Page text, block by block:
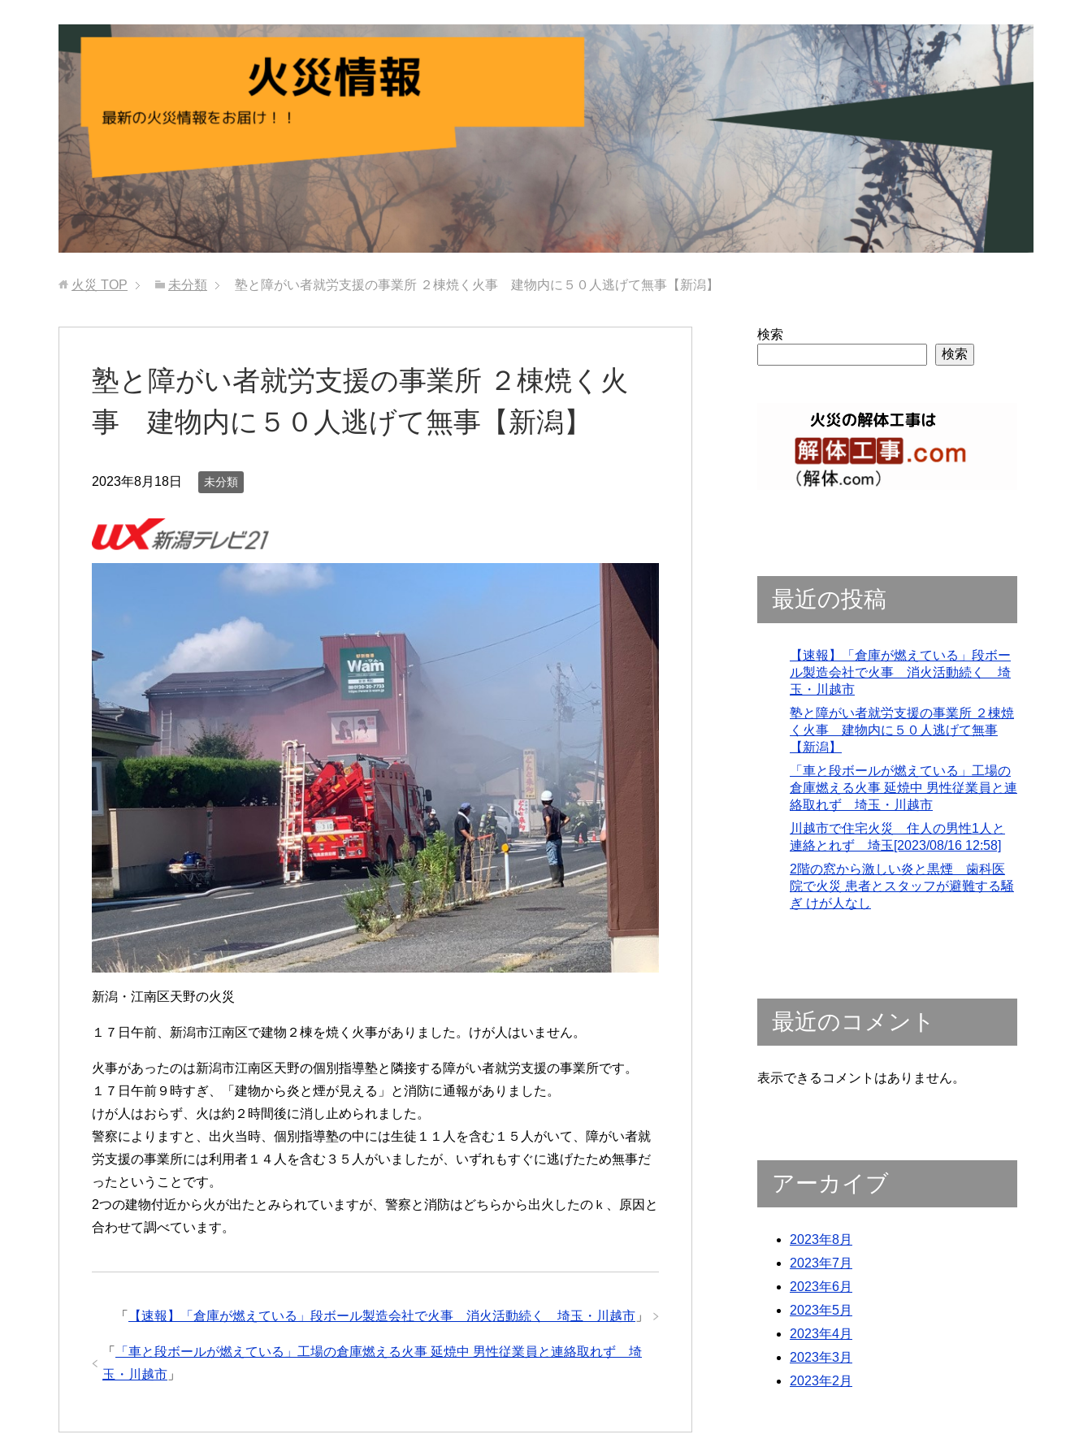
火災 TOP 未分類 塾と障がい者就労支援の事業所 ２棟焼く火事 建物内に５０人逃げて無事【新潟】
塾と障がい者就労支援の事業所 ２棟焼く火
事 建物内に５０人逃げて無事【新潟】
2023年8月18日 未分類
新潟・江南区天野の火災
１７日午前、新潟市江南区で建物２棟を焼く火事がありました。けが人はいません。
火事があったのは新潟市江南区天野の個別指導塾と隣接する障がい者就労支援の事業所です。
１７日午前９時すぎ、「建物から炎と煙が見える」と消防に通報がありました。
けが人はおらず、火は約２時間後に消し止められました。
警察によりますと、出火当時、個別指導塾の中には生徒１１人を含む１５人がいて、障がい者就
労支援の事業所には利用者１４人を含む３５人がいましたが、いずれもすぐに逃げたため無事だ
ったということです。
2つの建物付近から火が出たとみられていますが、警察と消防はどちらから出火したのｋ、原因と
合わせて調べています。
「 【速報】「倉庫が燃えている」段ボール製造会社で火事 消火活動続く 埼玉・川越市 」
「
「車と段ボールが燃えている」工場の倉庫燃える火事 延焼中 男性従業員と連絡取れず 埼
玉・川越市 」
検索
検索
最近の投稿
【速報】「倉庫が燃えている」段ボー
ル製造会社で火事 消火活動続く 埼
玉・川越市
塾と障がい者就労支援の事業所 ２棟焼
く火事 建物内に５０人逃げて無事
【新潟】
「車と段ボールが燃えている」工場の
倉庫燃える火事 延焼中 男性従業員と連
絡取れず 埼玉・川越市
川越市で住宅火災 住人の男性1人と
連絡とれず 埼玉[2023/08/16 12:58]
2階の窓から激しい炎と黒煙 歯科医
院で火災 患者とスタッフが避難する騒
ぎ けが人なし
最近のコメント
表示できるコメントはありません。
アーカイブ
2023年8月
2023年7月
2023年6月
2023年5月
2023年4月
2023年3月
2023年2月